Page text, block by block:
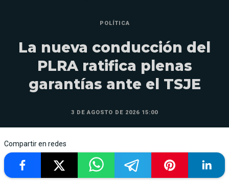
POLÍTICA
La nueva conducción del
PLRA ratifica plenas
garantías ante el TSJE
3 DE AGOSTO DE 2026 15:00
Compartir en redes